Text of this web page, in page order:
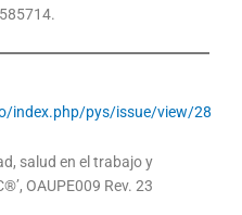
index.php/pys/issue/view/28
salud en el trabajo y
OAUPE009 Rev. 23